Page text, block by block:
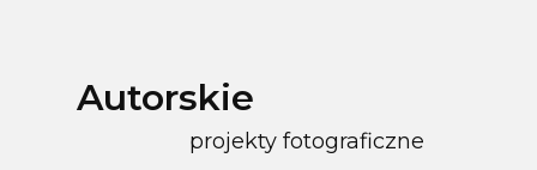
Autorskie
projekty fotograficzne